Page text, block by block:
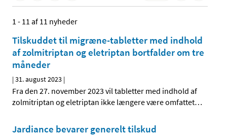
1 - 11 af 11 nyheder
Tilskuddet til migræne-tabletter med indhold
af zolmitriptan og eletriptan bortfalder om tre
måneder
|31. august 2023 |
Fra den 27. november 2023 vil tabletter med indhold af
zolmitriptan og eletriptan ikke længere være omfattet…
Jardiance bevarer generelt tilskud